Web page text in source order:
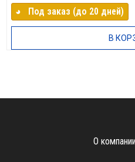
◕⠀Под заказ (до 20 дней)
В
О компании